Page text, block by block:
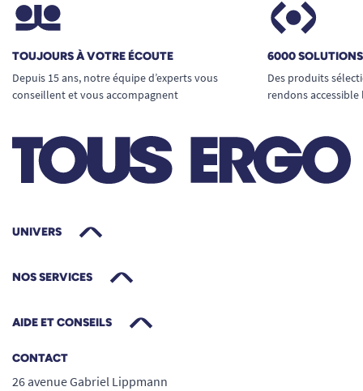
TOUJOURS À VOTRE ÉCOUTE
Depuis 15 ans, notre équipe d’experts vous
conseillent et vous accompagnent
6000
Des produits
rendons
UNIVERS
NOS SERVICES
AIDE ET CONSEILS
CONTACT
26 avenue Gabriel Lippmann